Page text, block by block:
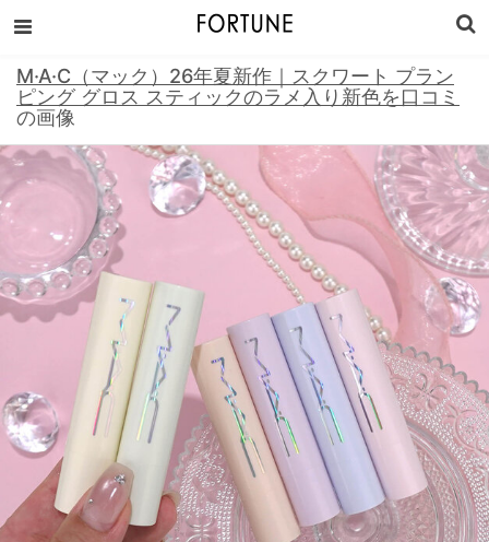
M·A·C（マック）26年夏新作｜スクワート プラン
ピング グロス スティックのラメ入り新色を口コミ
の画像